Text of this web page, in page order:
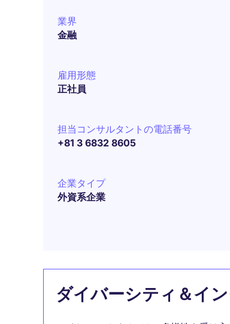
業界
金融
雇用形態
正社員
担当コンサルタントの電話番号
+81 3 6832 8605
企業タイプ
外資系企業
ダイバーシティ＆イ